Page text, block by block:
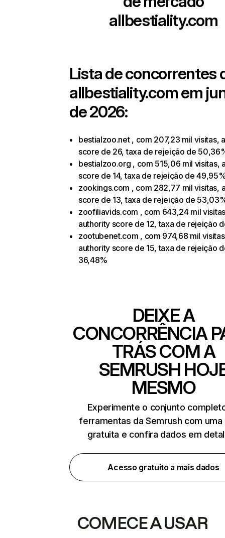
allbestiality.com
Lista de concorrentes
allbestiality.comem
de 2026:
bestialzoo.net , com 207,23 mil visitas,
score de 26, taxa de rejeição de
bestialzoo.org , com 515,06 mil visitas,
score de 14, taxa de rejeição de
zookings.com , com 282,77 mil visitas,
score de 13, taxa de rejeição de
zoofiliavids.com , com 643,24 mil
authority score de 12, taxa de rejeição
zootubenet.com , com 974,68 mil
authority score de 15, taxa de rejeição
36,48%
DEIXE A
CONCORRÊNCIA
TRÁS COM A
SEMRUSH
MESMO
Experimente o conjunto
ferramentas da Semrush com uma
gratuita e confira dados em
Acesso gratuito a mais dados
COMECE A USAR